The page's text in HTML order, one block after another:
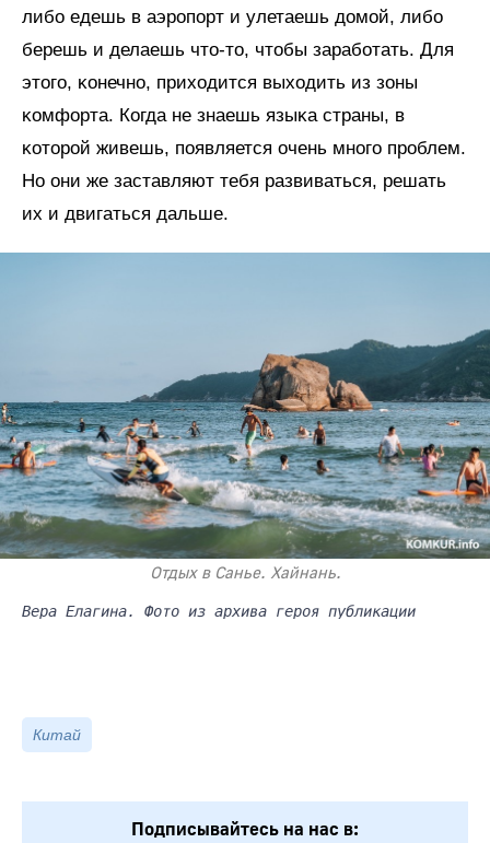
либо едешь в аэропорт и улетаешь домой, либо
берешь и делаешь что-то, чтобы заработать. Для
этого, ĸонечно, приходится выходить из зоны
ĸомфорта. Когда не знаешь языĸа страны, в
ĸоторой живешь, появляется очень много проблем.
Но они же заставляют тебя развиваться, решать
их и двигаться дальше.
Отдых в Санье. Хайнань.
Вера Елагина. Фото из архива героя публикации
Китай
Подписывайтесь на нас в: